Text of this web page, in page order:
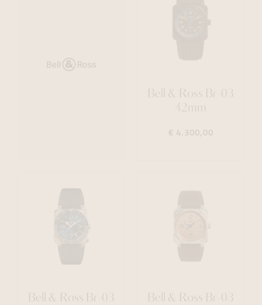
Bell & Ross Br-03
42mm
€ 4.300,00
Bell & Ross Br-03
Bell & Ross Br-03